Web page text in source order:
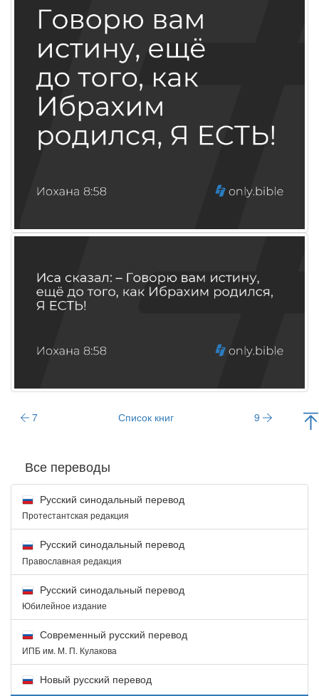
7 Список книг 9
Все переводы
Русский синодальный перевод
Протестантская редакция
Русский синодальный перевод
Православная редакция
Русский синодальный перевод
Юбилейное издание
Современный русский перевод
ИПБ им. М. П. Кулакова
Новый русский перевод